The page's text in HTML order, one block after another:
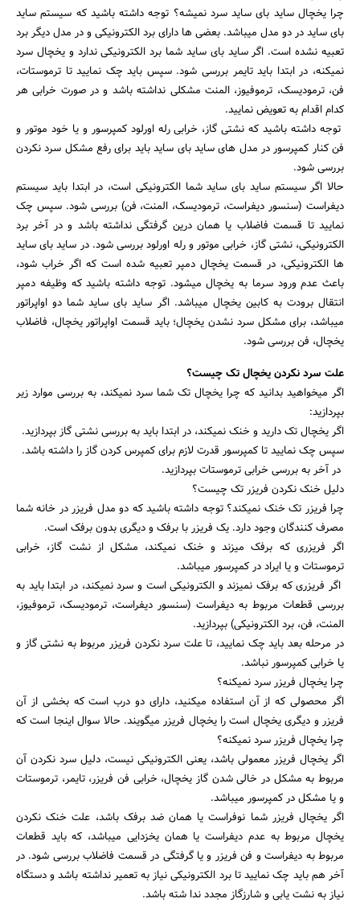
چرا یخچال ساید بای ساید سرد نمیشه؟ توجه داشته باشید که سیستم ساید
بای ساید در دو مدل میباشد. بعضی ها دارای برد الکترونیکی و در مدل دیگر برد
تعبیه نشده است. اگر ساید بای ساید شما برد الکترونیکی ندارد و یخچال سرد
نمیکنه، در ابتدا باید تایمر بررسی شود. سپس باید چک نمایید تا ترموستات،
فن، ترمودیسک، ترموفیوز، المنت مشکلی نداشته باشد و در صورت خرابی هر
کدام اقدام به تعویض نمایید.
توجه داشته باشید که نشتی گاز، خرابی رله اورلود کمپرسور و یا خود موتور و
فن کنار کمپرسور در مدل های ساید بای ساید باید برای رفع مشکل سرد نکردن
بررسی شود.
حالا اگر سیستم ساید بای ساید شما الکترونیکی است، در ابتدا باید سیستم
دیفراست (سنسور دیفراست، ترمودیسک، المنت، فن) بررسی شود. سپس چک
نمایید تا قسمت فاضلاب یا همان درین گرفتگی نداشته باشد و در آخر برد
الکترونیکی، نشتی گاز، خرابی موتور و رله اورلود بررسی شود. در ساید بای ساید
ها الکترونیکی، در قسمت یخچال دمپر تعبیه شده است که اگر خراب شود،
باعث عدم ورود سرما به یخچال میشود. توجه داشته باشید که وظیفه دمپر
انتقال برودت به کابین یخچال میباشد. اگر ساید بای ساید شما دو اواپراتور
میباشد، برای مشکل سرد نشدن یخچال؛ باید قسمت اواپراتور یخچال، فاضلاب
یخچال، فن بررسی شود.
علت سرد نکردن یخچال تک چیست؟
اگر میخواهید بدانید که چرا یخچال تک شما سرد نمیکند، به بررسی موارد زیر
بپردازید:
اگر یخچال تک دارید و خنک نمیکند، در ابتدا باید به بررسی نشتی گاز بپردازید.
سپس چک نمایید تا کمپرسور قدرت لازم برای کمپرس کردن گاز را داشته باشد.
در آخر به بررسی خرابی ترموستات بپردازید.
دلیل خنک نکردن فریزر تک چیست؟
چرا فریزر تک خنک نمیکند؟ توجه داشته باشید که دو مدل فریزر در خانه شما
مصرف کنندگان وجود دارد. یک فریزر با برفک و دیگری بدون برفک است.
اگر فریزری که برفک میزند و خنک نمیکند، مشکل از نشت گاز، خرابی
ترموستات و یا ایراد در کمپرسور میباشد.
اگر فریزری که برفک نمیزند و الکترونیکی است و سرد نمیکند، در ابتدا باید به
بررسی قطعات مربوط به دیفراست (سنسور دیفراست، ترمودیسک، ترموفیوز،
المنت، فن، برد الکترونیکی) بپردازید.
در مرحله بعد باید چک نمایید، تا علت سرد نکردن فریزر مربوط به نشتی گاز و
یا خرابی کمپرسور نباشد.
چرا یخچال فریزر سرد نمیکنه؟
اگر محصولی که از آن استفاده میکنید، دارای دو درب است که بخشی از آن
فریزر و دیگری یخچال است را یخچال فریزر میگویند. حالا سوال اینجا است که
چرا یخچال فریزر سرد نمیکنه؟
اگر یخچال فریزر معمولی باشد، یعنی الکترونیکی نیست، دلیل سرد نکردن آن
مربوط به مشکل در خالی شدن گاز یخچال، خرابی فن فریزر، تایمر، ترموستات
و یا مشکل در کمپرسور میباشد.
اگر یخچال فریزر شما نوفراست یا همان ضد برفک باشد، علت خنک نکردن
یخچال مربوط به عدم دیفراست یا همان یخزدایی میباشد، که باید قطعات
مربوط به دیفراست و فن فریزر و یا گرفتگی در قسمت فاضلاب بررسی شود. در
آخر هم باید چک نمایید تا برد الکترونیکی نیاز به تعمیر نداشته باشد و دستگاه
نیاز به نشت یابی و شارزگاز مجدد ندا شته باشد.